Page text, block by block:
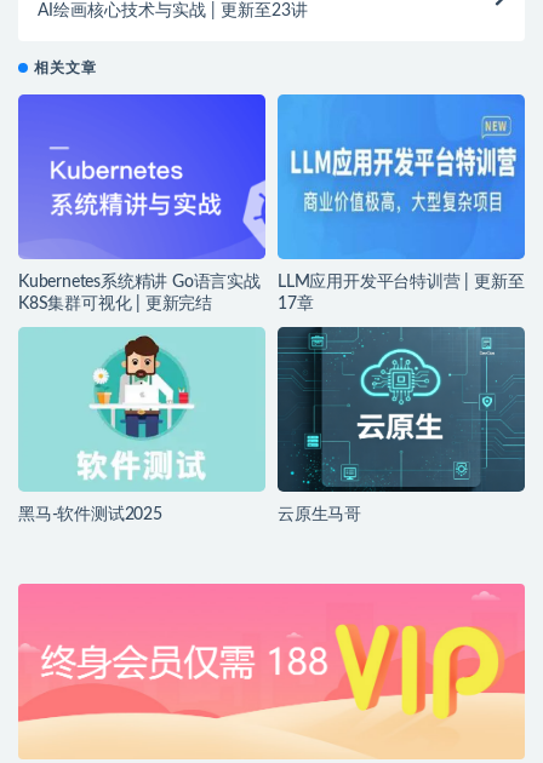
AI绘画核心技术与实战 | 更新至23讲
相关文章
Kubernetes系统精讲 Go语言实战
K8S集群可视化 | 更新完结
LLM应用开发平台特训营 | 更新至
17章
黑马-软件测试2025 云原生马哥